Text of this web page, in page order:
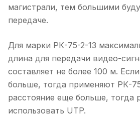
магистрали, тем большими
передаче.
Для марки РК-75-2-13
длина для передачи видео-
составляет не более 100 м.
больше, тогда применяют РК-
расстояние еще больше, тогда
использовать UTP.